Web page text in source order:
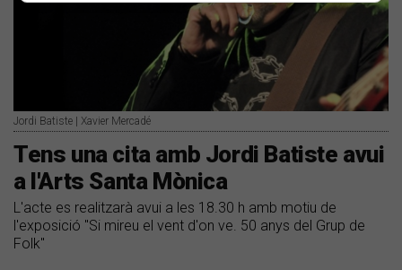
Jordi Batiste | Xavier Mercadé
Tens una cita amb Jordi Batiste avui
a l'Arts Santa Mònica
L'acte es realitzarà avui a les 18.30 h amb motiu de
l'exposició "Si mireu el vent d'on ve. 50 anys del Grup de
Folk"